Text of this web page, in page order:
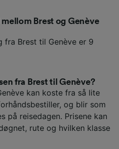
Brest og Genève
fra Brest til Genève er 9
fra Brest til Genève?
kan koste fra så lite
og blir som
på reisedagen. Prisene kan
rute og hvilken klasse